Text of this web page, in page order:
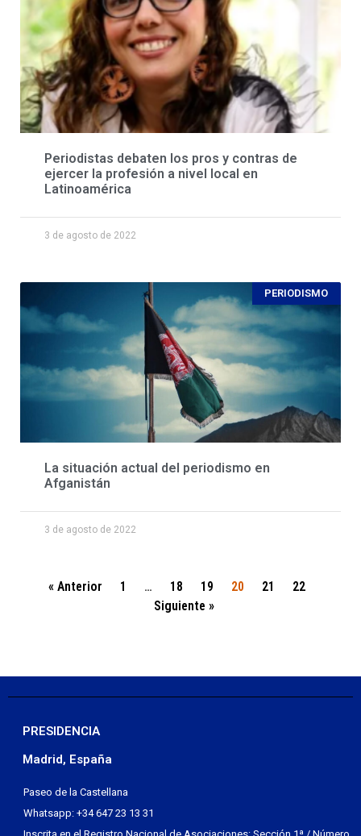
Periodistas debaten los pros y contras de
ejercer la profesión a nivel local en
Latinoamérica
3 de agosto de 2022
PERIODISMO
La situación actual del periodismo en
Afganistán
3 de agosto de 2022
« Anterior 1 … 18 19 20 21
22
Siguiente »
PRESIDENCIA
Madrid, España
Paseo de la Castellana
Whatsapp: +34 647 23 13 31